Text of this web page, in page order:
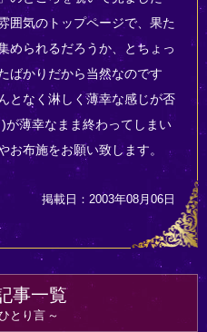
囲気のトップページで、果た
められるだろうか、とちょっ
ばかりだから当然なのです
となく淋しく薄幸な感じが否
薄幸なまま終わってしまい
お布施をお願い致します。
掲載日：2003年08月06日
事一覧
とり言